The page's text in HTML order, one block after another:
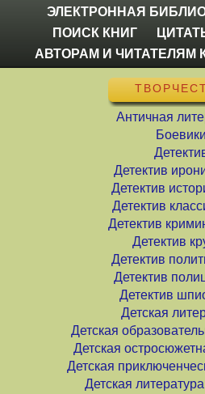
ЭЛЕКТРОННАЯ
ПОИСК КНИГ
АВТОРАМ И ЧИТАТЕЛЯМ
Античная
Боевики
Детектив
Детектив
Детектив
Детектив
Детектив
Детектив
Детектив
Детектив
Детская
Детская
Детская
Детская
Детская